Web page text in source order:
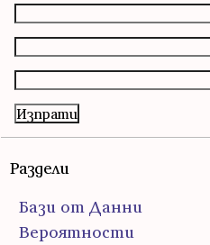
Раздели
Бази от Данни
Вероятности